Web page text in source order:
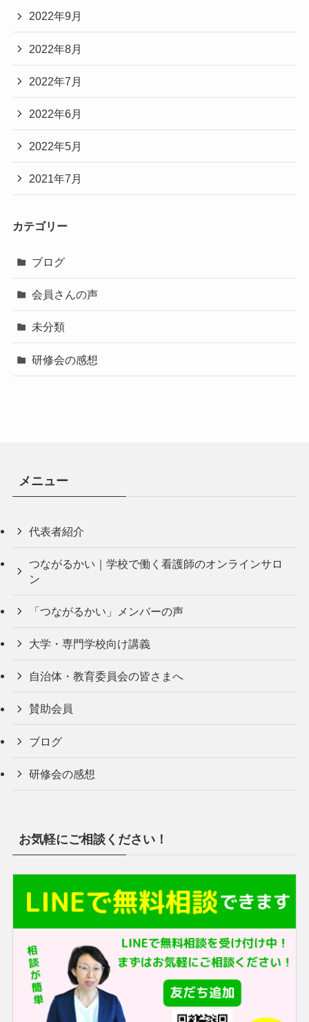
2022年9月
2022年8月
2022年7月
2022年6月
2022年5月
2021年7月
カテゴリー
ブログ
会員さんの声
未分類
研修会の感想
メニュー
代表者紹介
つながるかい｜学校で働く看護師のオンラインサロ
ン
「つながるかい」メンバーの声
大学・専門学校向け講義
自治体・教育委員会の皆さまへ
賛助会員
ブログ
研修会の感想
お気軽にご相談ください！